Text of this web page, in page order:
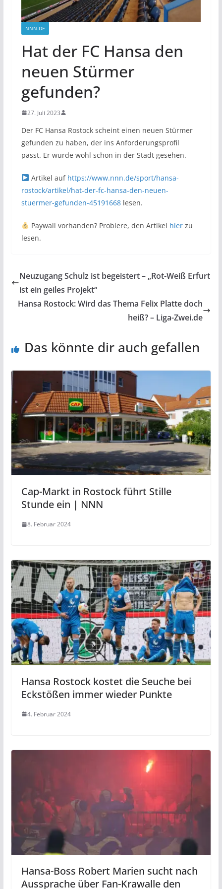
NNN.DE
Hat der FC Hansa den
neuen Stürmer
gefunden?
27. Juli 2023
Der FC Hansa Rostock scheint einen neuen Stürmer
gefunden zu haben, der ins Anforderungsprofil
passt. Er wurde wohl schon in der Stadt gesehen.
Artikel auf https://www.nnn.de/sport/hansa-
rostock/artikel/hat-der-fc-hansa-den-neuen-
stuermer-gefunden-45191668lesen.
Paywall vorhanden? Probiere, den Artikel hierzu
lesen.
Neuzugang Schulz ist begeistert – „Rot-Weiß Erfurt
ist ein geiles Projekt“
Hansa Rostock: Wird das Thema Felix Platte doch
heiß? – Liga-Zwei.de
Das könnte dir auch gefallen
Cap-Markt in Rostock führt Stille
Stunde ein | NNN
8. Februar 2024
Hansa Rostock kostet die Seuche bei
Eckstößen immer wieder Punkte
4. Februar 2024
Hansa-Boss Robert Marien sucht nach
Aussprache über Fan-Krawalle den